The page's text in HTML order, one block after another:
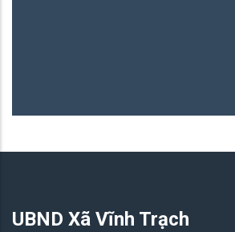
UBND Xã Vĩnh Trạch